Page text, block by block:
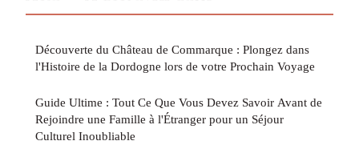
Découverte du Château de Commarque : Plongez dans
l'Histoire de la Dordogne lors de votre Prochain Voyage
Guide Ultime : Tout Ce Que Vous Devez Savoir Avant de
Rejoindre une Famille à l'Étranger pour un Séjour
Culturel Inoubliable